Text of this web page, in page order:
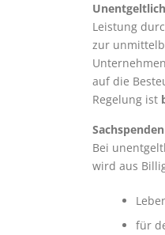
Leistung
zur
auf die
Regelung ist
Sachspenden
Bei
wird aus
für